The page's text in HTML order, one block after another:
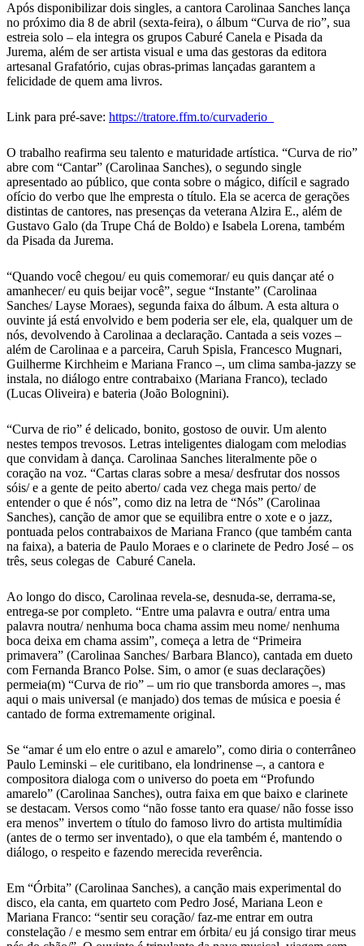
Após disponibilizar dois singles, a cantora Carolinaa Sanches lança
no próximo dia 8 de abril (sexta-feira), o álbum “Curva de rio”, sua
estreia solo – ela integra os grupos Caburé Canela e Pisada da
Jurema, além de ser artista visual e uma das gestoras da editora
artesanal Grafatório, cujas obras-primas lançadas garantem a
felicidade de quem ama livros.
Link para pré-save: https://tratore.ffm.to/curvaderio_
O trabalho reafirma seu talento e maturidade artística. “Curva de rio”
abre com “Cantar” (Carolinaa Sanches), o segundo single
apresentado ao público, que conta sobre o mágico, difícil e sagrado
ofício do verbo que lhe empresta o título. Ela se acerca de gerações
distintas de cantores, nas presenças da veterana Alzira E., além de
Gustavo Galo (da Trupe Chá de Boldo) e Isabela Lorena, também
da Pisada da Jurema.
“Quando você chegou/ eu quis comemorar/ eu quis dançar até o
amanhecer/ eu quis beijar você”, segue “Instante” (Carolinaa
Sanches/ Layse Moraes), segunda faixa do álbum. A esta altura o
ouvinte já está envolvido e bem poderia ser ele, ela, qualquer um de
nós, devolvendo à Carolinaa a declaração. Cantada a seis vozes –
além de Carolinaa e a parceira, Caruh Spisla, Francesco Mugnari,
Guilherme Kirchheim e Mariana Franco –, um clima samba-jazzy se
instala, no diálogo entre contrabaixo (Mariana Franco), teclado
(Lucas Oliveira) e bateria (João Bolognini).
“Curva de rio” é delicado, bonito, gostoso de ouvir. Um alento
nestes tempos trevosos. Letras inteligentes dialogam com melodias
que convidam à dança. Carolinaa Sanches literalmente põe o
coração na voz. “Cartas claras sobre a mesa/ desfrutar dos nossos
sóis/ e a gente de peito aberto/ cada vez chega mais perto/ de
entender o que é nós”, como diz na letra de “Nós” (Carolinaa
Sanches), canção de amor que se equilibra entre o xote e o jazz,
pontuada pelos contrabaixos de Mariana Franco (que também canta
na faixa), a bateria de Paulo Moraes e o clarinete de Pedro José – os
três, seus colegas de Caburé Canela.
Ao longo do disco, Carolinaa revela-se, desnuda-se, derrama-se,
entrega-se por completo. “Entre uma palavra e outra/ entra uma
palavra noutra/ nenhuma boca chama assim meu nome/ nenhuma
boca deixa em chama assim”, começa a letra de “Primeira
primavera” (Carolinaa Sanches/ Barbara Blanco), cantada em dueto
com Fernanda Branco Polse. Sim, o amor (e suas declarações)
permeia(m) “Curva de rio” – um rio que transborda amores –, mas
aqui o mais universal (e manjado) dos temas de música e poesia é
cantado de forma extremamente original.
Se “amar é um elo entre o azul e amarelo”, como diria o conterrâneo
Paulo Leminski – ele curitibano, ela londrinense –, a cantora e
compositora dialoga com o universo do poeta em “Profundo
amarelo” (Carolinaa Sanches), outra faixa em que baixo e clarinete
se destacam. Versos como “não fosse tanto era quase/ não fosse isso
era menos” invertem o título do famoso livro do artista multimídia
(antes de o termo ser inventado), o que ela também é, mantendo o
diálogo, o respeito e fazendo merecida reverência.
Em “Órbita” (Carolinaa Sanches), a canção mais experimental do
disco, ela canta, em quarteto com Pedro José, Mariana Leon e
Mariana Franco: “sentir seu coração/ faz-me entrar em outra
constelação / e mesmo sem entrar em órbita/ eu já consigo tirar meus